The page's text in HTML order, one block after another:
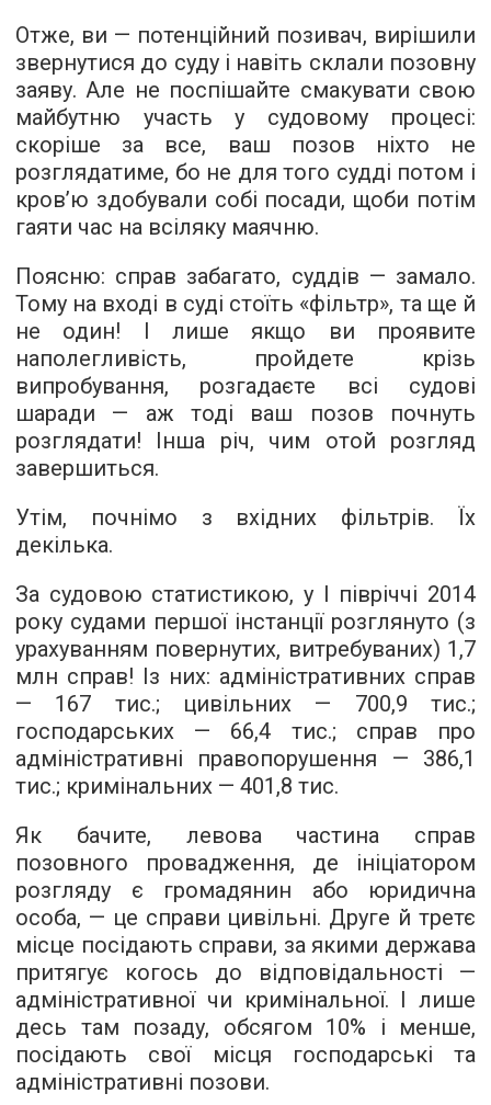
Отже, ви — потенційний позивач, вирішили
звернутися до суду і навіть склали позовну
заяву. Але не поспішайте смакувати свою
майбутню участь у судовому процесі:
скоріше за все, ваш позов ніхто не
розглядатиме, бо не для того судді потом і
кров’ю здобували собі посади, щоби потім
гаяти час на всіляку маячню.
Поясню: справ забагато, суддів — замало.
Тому на вході в суді стоїть «фільтр», та ще й
не один! І лише якщо ви проявите
наполегливість, пройдете крізь
випробування, розгадаєте всі судові
шаради — аж тоді ваш позов почнуть
розглядати! Інша річ, чим отой розгляд
завершиться.
Утім, почнімо з вхідних фільтрів. Їх
декілька.
За судовою статистикою, у I півріччі 2014
року судами першої інстанції розглянуто (з
урахуванням повернутих, витребуваних) 1,7
млн справ! Із них: адміністративних справ
— 167 тис.; цивільних — 700,9 тис.;
господарських — 66,4 тис.; справ про
адміністративні правопорушення — 386,1
тис.; кримінальних — 401,8 тис.
Як бачите, левова частина справ
позовного провадження, де ініціатором
розгляду є громадянин або юридична
особа, — це справи цивільні. Друге й третє
місце посідають справи, за якими держава
притягує когось до відповідальності —
адміністративної чи кримінальної. І лише
десь там позаду, обсягом 10% і менше,
посідають свої місця господарські та
адміністративні позови.